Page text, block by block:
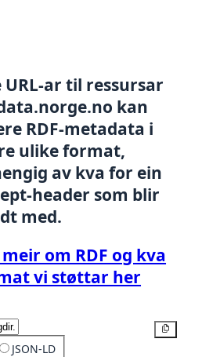
URL-ar til ressursar
kan
RDF-metadata i
ulike format,
av kva for ein
header som blir
med.
meir om RDF og kva
vi støttar her
JSON-LD